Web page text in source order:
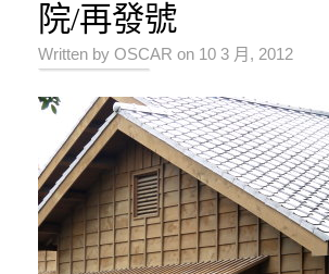
院/再發號
Written by OSCAR on 10 3 月, 2012